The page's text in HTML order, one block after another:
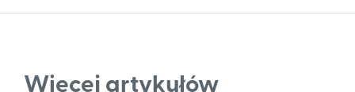
Więcej artykułów